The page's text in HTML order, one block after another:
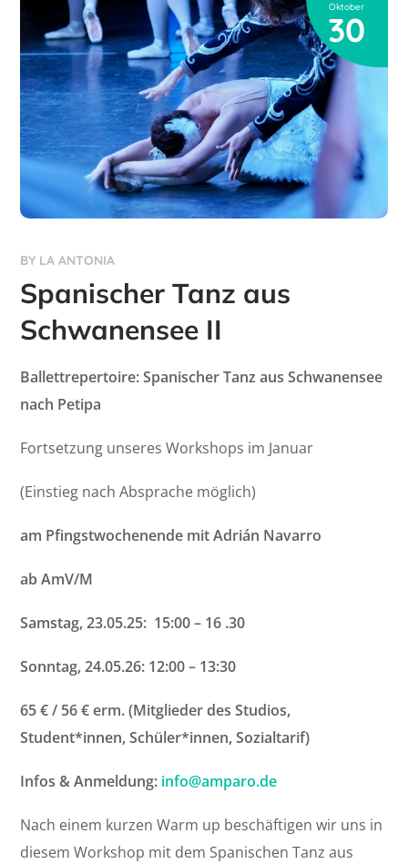
Oktober
30
BY LA ANTONIA
Spanischer Tanz aus
Schwanensee II
Ballettrepertoire: Spanischer Tanz aus Schwanensee
nach Petipa
Fortsetzung unseres Workshops im Januar
(Einstieg nach Absprache möglich)
am Pfingstwochenende mit Adrián Navarro
ab AmV/M
Samstag, 23.05.25: 15:00 – 16 .30
Sonntag, 24.05.26: 12:00 – 13:30
65 € / 56 € erm. (Mitglieder des Studios,
Student*innen, Schüler*innen, Sozialtarif)
Infos & Anmeldung: info@amparo.de
Nach einem kurzen Warm up beschäftigen wir uns in
diesem Workshop mit dem Spanischen Tanz aus